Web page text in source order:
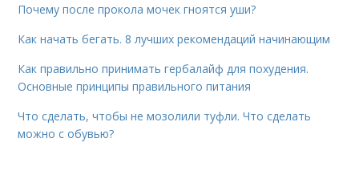
Почему после прокола мочек гноятся уши?
Как начать бегать. 8 лучших рекомендаций начинающим
Как правильно принимать гербалайф для похудения.
Основные принципы правильного питания
Что сделать, чтобы не мозолили туфли. Что сделать
можно с обувью?